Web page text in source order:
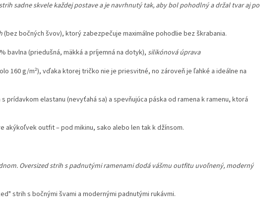
sadne skvele každej postave a je navrhnutý tak, aby bol pohodlný a držal tvar aj po
(bez bočných švov), ktorý zabezpečuje maximálne pohodlie bez škrabania.
bavlna (priedušná, mäkká a príjemná na dotyk), silikónová úprava
160 g/m²), vďaka ktorej tričko nie je priesvitné, no zároveň je ľahké a ideálne na
prídavkom elastanu (nevyťahá sa) a spevňujúca páska od ramena k ramenu, ktorá
akýkoľvek outfit – pod mikinu, sako alebo len tak k džínsom.
Oversized strih s padnutými ramenami dodá vášmu outfitu uvoľnený, moderný
strih s bočnými švami a modernými padnutými rukávmi.